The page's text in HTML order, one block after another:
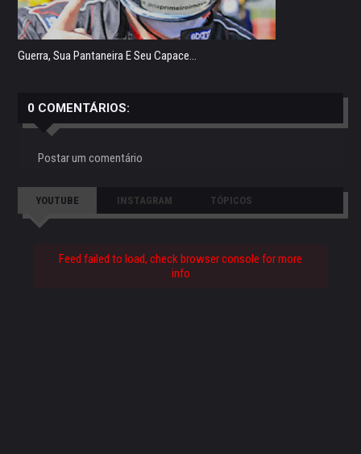
Guerra, Sua Pantaneira E Seu Capace...
0 COMENTÁRIOS:
Postar um comentário
YOUTUBE INSTAGRAM TÓPICOS
Feed failed to load, check browser console for more
info